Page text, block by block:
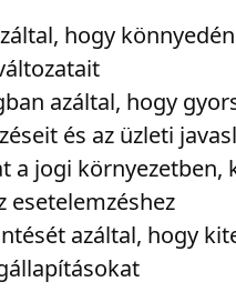
hogy
azáltal, hogy
és az üzleti
a jogi környezetben,
azáltal, hogy